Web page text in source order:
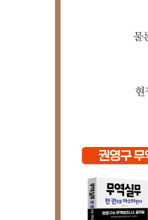
한글표기용어｜영문표기용
3국간 무역(거래)｜포워
선복예약 방법과 배의 종
Surrendered B/L, Check
환어음과 화환어음의 차
가능한 신용장도 있는가